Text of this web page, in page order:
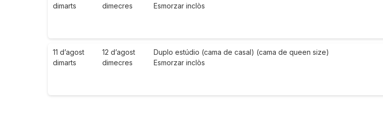
dimarts
dimecres
Esmorzar inclòs
11 d’agost
dimarts
12 d’agost
dimecres
Duplo estúdio (cama de casal) (cama de queen size)
Esmorzar inclòs